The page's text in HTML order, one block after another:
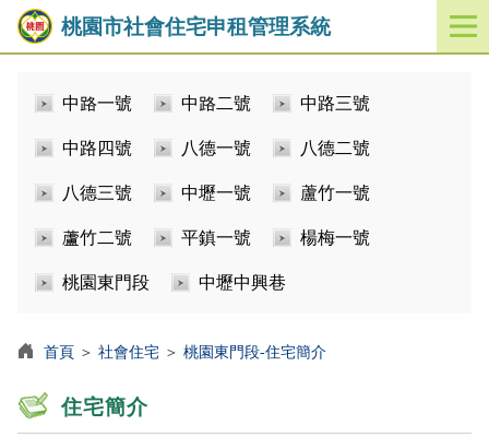
桃園市社會住宅申租管理系統
開
啟
中路一號 中路二號 中路三號
中路四號 八德一號 八德二號
八德三號 中壢一號 蘆竹一號
蘆竹二號 平鎮一號 楊梅一號
桃園東門段 中壢中興巷
首頁 ＞ 社會住宅 ＞ 桃園東門段-住宅簡介
住宅簡介